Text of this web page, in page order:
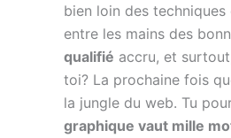
bien loin des
entre les mains des
qualifié accru, et
toi? La prochaine fois
la jungle du web. Tu
graphique vaut mille